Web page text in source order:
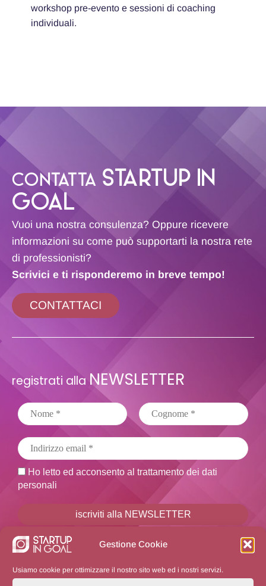
Gestione Cookie
Usiamo cookie per ottimizzare il nostro sito web ed i nostri servizi.
workshop pre-evento e sessioni di coaching
individuali.
CONTATTA STARTUP IN
GOAL
Vuoi una nostra consulenza? Oppure ricevere
informazioni su come può supportarti la nostra rete
di professionisti?
Scrivici e ti risponderemo in breve tempo!
CONTATTACI
registrati alla NEWSLETTER
Ho letto ed acconsento al trattamento dei dati
personali
Non inviamo spam! Leggi la nostra
Informativa sulla
privacy